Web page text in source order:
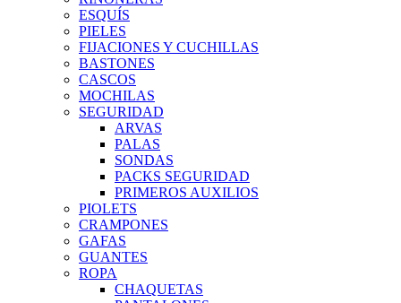
ESQUÍS
PIELES
FIJACIONES Y CUCHILLAS
BASTONES
CASCOS
MOCHILAS
SEGURIDAD
ARVAS
PALAS
SONDAS
PACKS SEGURIDAD
PRIMEROS AUXILIOS
PIOLETS
CRAMPONES
GAFAS
GUANTES
ROPA
CHAQUETAS